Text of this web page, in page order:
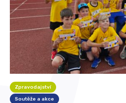
Zpravodajství
Soutěže a akce